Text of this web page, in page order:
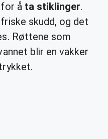
å ta stiklinger.
skudd, og det
Røttene som
blir en vakker